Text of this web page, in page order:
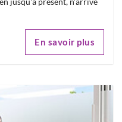
En savoir plus